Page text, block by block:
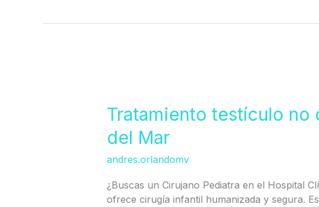
Tratamiento testículo no
del Mar
andres.orlandomv
¿Buscas un Cirujano Pediatra en el Hospital
ofrece cirugía infantil humanizada y segura.
no
descendido
Viña
Mar